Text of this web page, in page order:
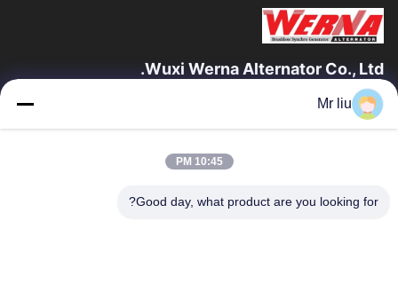
Wuxi Werna Alternator Co., Ltd.
روابط سريعة
حولنا
جولة في المصنع
مراقبة الجودة
Mr liu
10:45 PM
Good day, what product are you looking for?